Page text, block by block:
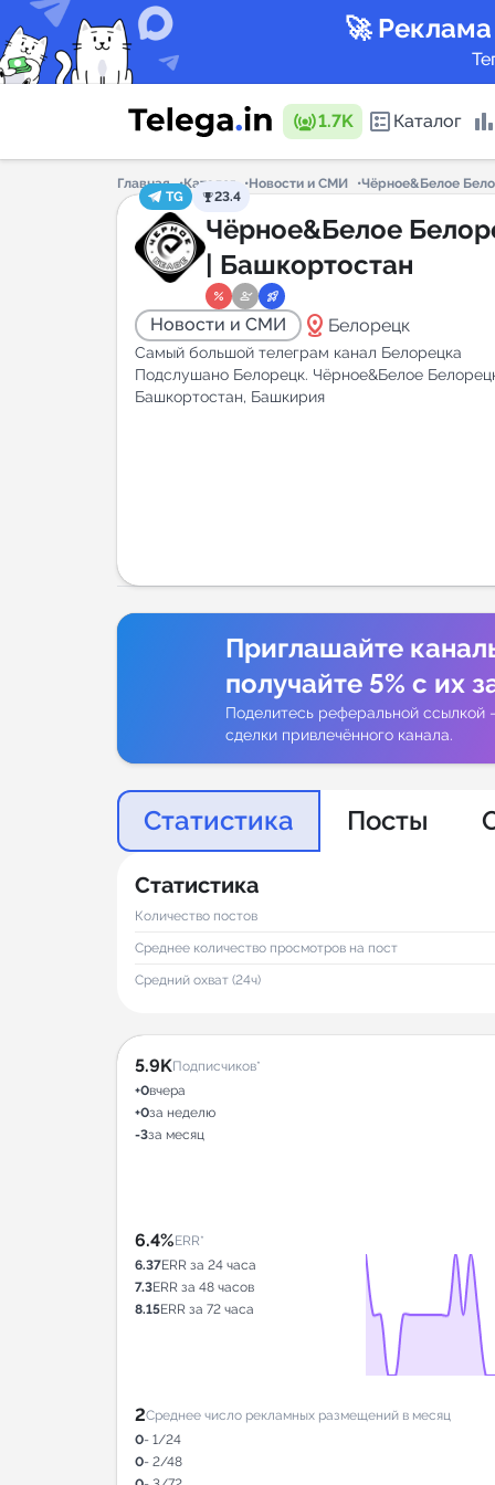
🚀
1.7K Каталог
Каталог
Горящие
Главная Каталог Новости и СМИ
Чёрное&Белое
TG
23.4
Чёрное&Белое
| Башкортостан
Новости и СМИ distance Белорецк
Самый большой телеграм канал Белорецка
Подслушано Белорецк. Чёрное&Белое
Башкортостан, Башкирия
Приглашайте
получайте 5% с их
Поделитесь реферальной ссылкой
сделки привлечённого канала.
Статистика Посты
Статистика
Количество постов
Среднее количество просмотров на пост
Средний охват (24ч)
5.9KПодписчиков*
+0вчера
+0за неделю
-3за месяц
6.4%ERR*
6.37ERR за 24 часа
7.3ERR за 48 часов
8.15ERR за 72 часа
2Среднее число рекламных размещений в месяц
0- 1/24
0- 2/48